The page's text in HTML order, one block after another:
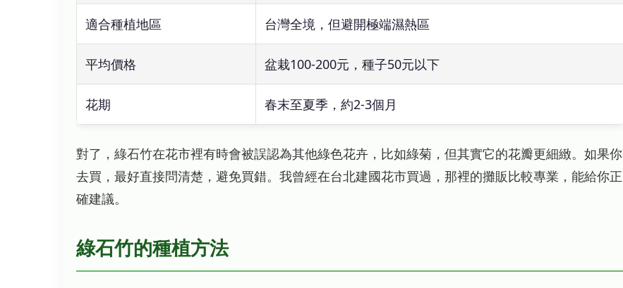
適合種植地區 台灣全境，但避開極端濕熱區
平均價格 盆栽100-200元，種子50元以下
花期 春末至夏季，約2-3個月
對了，綠石竹在花市裡有時會被誤認為其他綠色花卉，比如綠菊，但其實它的花瓣更細緻。如果你
去買，最好直接問清楚，避免買錯。我曾經在台北建國花市買過，那裡的攤販比較專業，能給你正
確建議。
綠石竹的種植方法